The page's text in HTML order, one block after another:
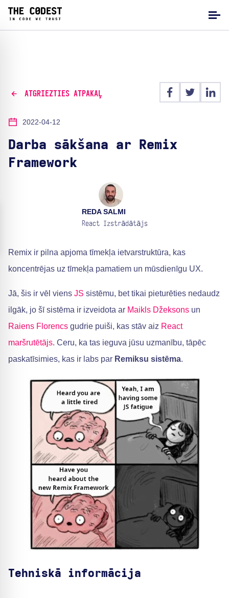
ATGRIEZTIES ATPAKAĻ
2022-04-12
Darba sākšana ar Remix
Framework
REDA SALMI
React Izstrādātājs
Remix ir pilna apjoma tīmekļa ietvarstruktūra, kas
koncentrējas uz tīmekļa pamatiem un mūsdienīgu UX.
Jā, šis ir vēl viens JS sistēmu, bet tikai pieturēties nedaudz
ilgāk, jo šī sistēma ir izveidota ar Maikls Džeksons un
Raiens Florencs gudrie puiši, kas stāv aiz React
maršrutētājs. Ceru, ka tas ieguva jūsu uzmanību, tāpēc
paskatīsimies, kas ir labs par Remiksu sistēma.
Tehniskā informācija